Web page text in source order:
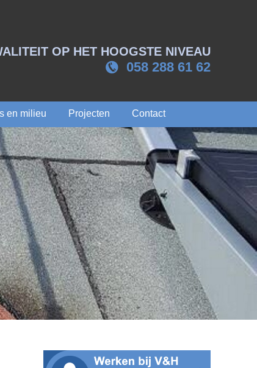
OP HET HOOGSTE NIVEAU
058 288 61 62
en milieu Projecten Contact